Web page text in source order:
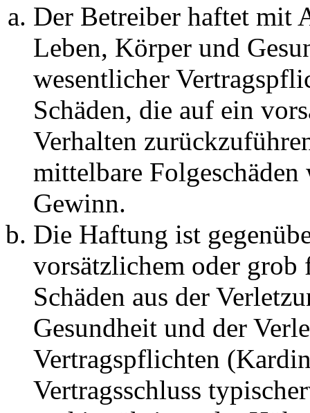
Der Betreiber haftet mit
Leben, Körper und
wesentlicher
Schäden, die auf ein
Verhalten
mittelbare Folgeschäden
Gewinn.
Die Haftung ist
vorsätzlichem oder grob
Schäden aus der
Gesundheit und der
Vertragspflichten
Vertragsschluss